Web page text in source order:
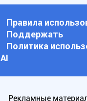
Правила
Поддержать
Политика
АI
Рекламные